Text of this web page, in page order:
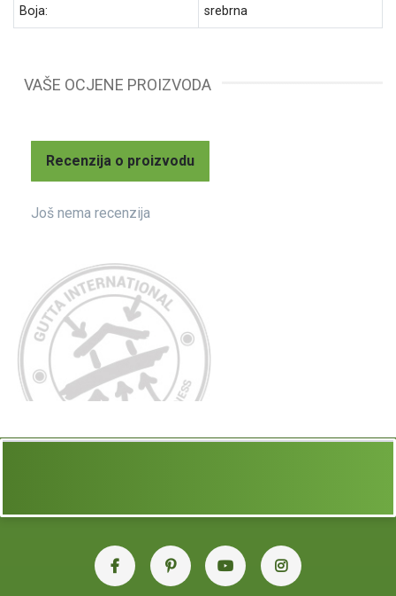
Boja: srebrna
VAŠE OCJENE PROIZVODA
Recenzija o proizvodu
Još nema recenzija